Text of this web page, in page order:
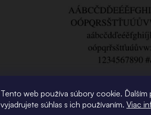
Tento web používa súbory cookie.
vyjadrujete súhlas s ich používaním. Viac